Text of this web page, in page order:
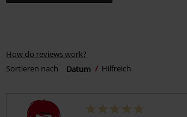
How do reviews work?
Sortieren nach
Datum Hilfreich